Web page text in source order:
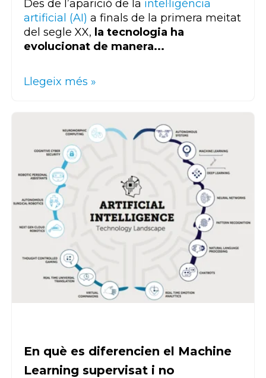
Des de l’aparició de la intel·ligència
artificial (AI) a finals de la primera meitat
del segle XX, la tecnologia ha
evolucionat de manera...
Llegeix més »
En què es diferencien el Machine
Learning supervisat i no